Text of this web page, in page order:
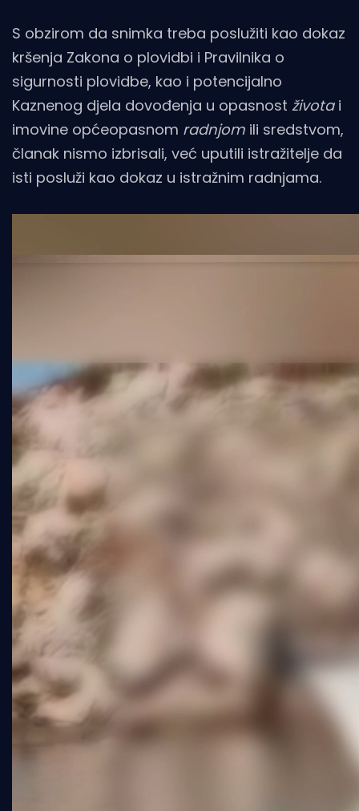
S obzirom da snimka treba poslužiti kao dokaz
kršenja Zakona o plovidbi i Pravilnika o
sigurnosti plovidbe, kao i potencijalno
Kaznenog djela dovođenja u opasnost životai
imovine općeopasnom radnjom ili sredstvom,
članak nismo izbrisali, već uputili istražitelje da
isti posluži kao dokaz u istražnim radnjama.